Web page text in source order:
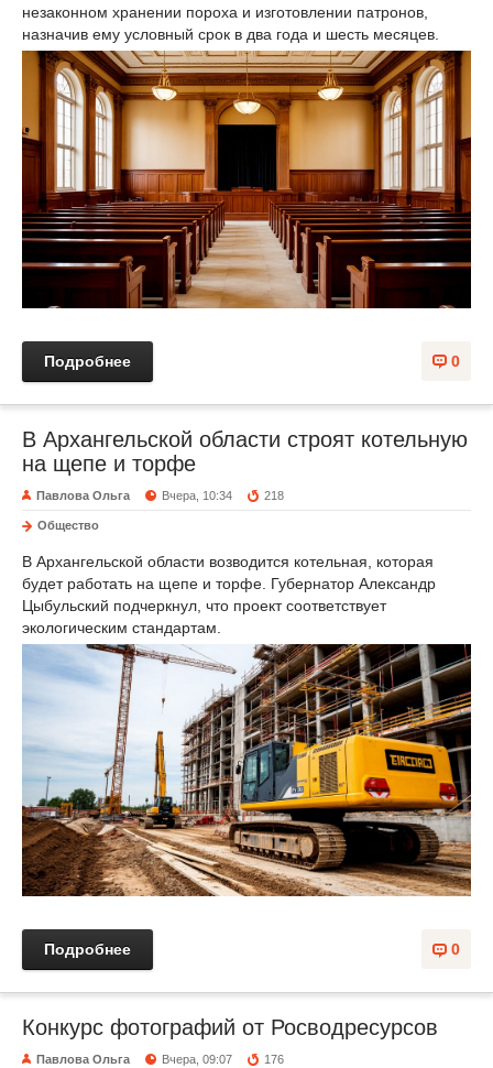
незаконном хранении пороха и изготовлении патронов,
назначив ему условный срок в два года и шесть месяцев.
0
Подробнее
В Архангельской области строят котельную
на щепе и торфе
Павлова Ольга Вчера, 10:34 218
Общество
В Архангельской области возводится котельная, которая
будет работать на щепе и торфе. Губернатор Александр
Цыбульский подчеркнул, что проект соответствует
экологическим стандартам.
0
Подробнее
Конкурс фотографий от Росводресурсов
Павлова Ольга Вчера, 09:07 176